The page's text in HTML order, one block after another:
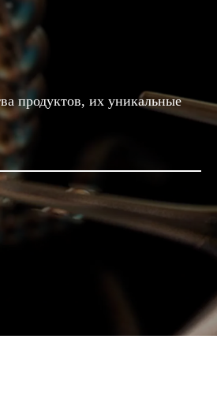
продуктов, их уникальные